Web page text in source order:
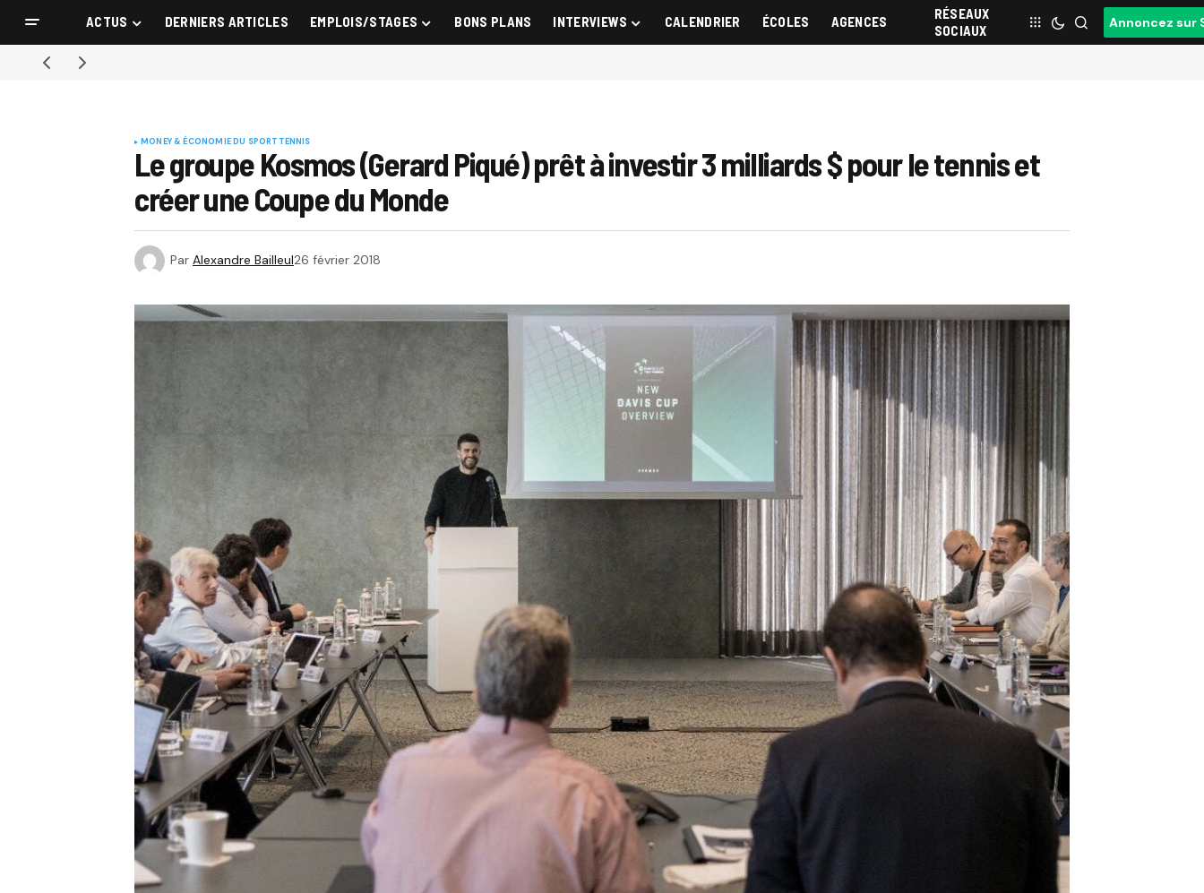
ACTUS DERNIERS ARTICLES EMPLOIS/STAGES BONS PLANS INTERVIEWS CALENDRIER ÉCOLES AGENCES
RÉSEAUX
SOCIAUX
Annoncez sur
MONEY & ÉCONOMIE DU SPORT TENNIS
Le groupe Kosmos (Gerard Piqué) prêt à investir 3 milliards $ pour le tennis et
créer une Coupe du Monde
Par Alexandre Bailleul26 février 2018